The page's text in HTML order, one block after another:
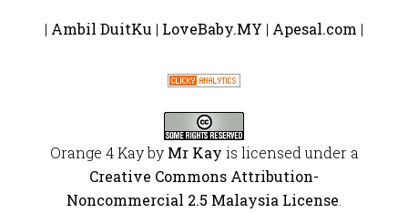
| Ambil DuitKu | LoveBaby.MY | Apesal.com |
Orange 4 Kayby Mr Kay is licensed under a
Creative Commons Attribution-
Noncommercial 2.5 Malaysia License